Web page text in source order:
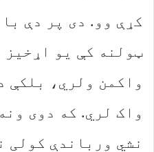
کړې وو. دی پر دې
ټولنه کې یو اړخیز
واکمن ولري، بلکې
واک لري. که دوی
نشي ورباندې کولی